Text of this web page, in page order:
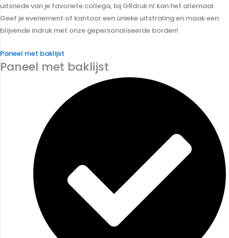
uitsnede van je favoriete collega, bij GRdruk.nl kan het allemaal.
Geef je evenement of kantoor een unieke uitstraling en maak een
blijvende indruk met onze gepersonaliseerde borden!
Paneel met baklijst
Paneel met baklijst